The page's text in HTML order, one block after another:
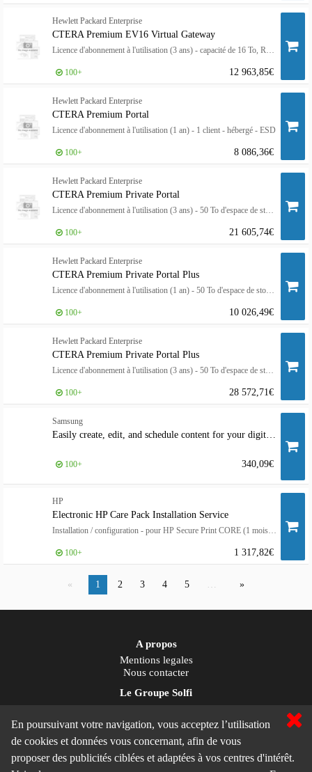
En poursuivant votre navigation, vous acceptez l’utilisation
de cookies et données vous concernant, afin de vous
proposer des publicités ciblées et adaptées à vos centres d'intérêt.
Hewlett Packard Enterprise
CTERA Premium EV16 Virtual Gateway
12 963,85€
100+
Hewlett Packard Enterprise
CTERA Premium Portal
Licence d'abonnement à l'utilisation (1 an) - 1 client - hébergé - ESD
8 086,36€
100+
Hewlett Packard Enterprise
CTERA Premium Private Portal
21 605,74€
100+
Hewlett Packard Enterprise
CTERA Premium Private Portal Plus
10 026,49€
100+
Hewlett Packard Enterprise
CTERA Premium Private Portal Plus
28 572,71€
100+
Samsung
Easily create, edit, and schedule content for your digital displays with over 250 professionally designed templates and free stock images. Design content for your digital display from any device with a Chrome browser using Samsung VXT's P Series Plan. Bri
340,09€
100+
HP
Electronic HP Care Pack Installation Service
1 317,82€
100+
1 2 3 4 5 …
A propos
Mentions legales
Nous contacter
Le Groupe Solfi
Solfi Consulting
A propos
Conditions de vente